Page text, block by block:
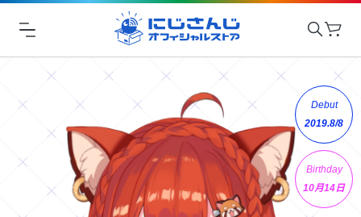
Debut
2019.8/8
Birthday
10月14日